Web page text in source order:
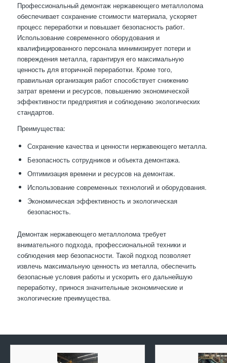
Профессиональный демонтаж нержавеющего металлолома
обеспечивает сохранение стоимости материала, ускоряет
процесс переработки и повышает безопасность работ.
Использование современного оборудования и
квалифицированного персонала минимизирует потери и
повреждения металла, гарантируя его максимальную
ценность для вторичной переработки. Кроме того,
правильная организация работ способствует снижению
затрат времени и ресурсов, повышению экономической
эффективности предприятия и соблюдению экологических
стандартов.
Преимущества:
Сохранение качества и ценности нержавеющего металла.
Безопасность сотрудников и объекта демонтажа.
Оптимизация времени и ресурсов на демонтаж.
Использование современных технологий и оборудования.
Экономическая эффективность и экологическая
безопасность.
Демонтаж нержавеющего металлолома требует
внимательного подхода, профессиональной техники и
соблюдения мер безопасности. Такой подход позволяет
извлечь максимальную ценность из металла, обеспечить
безопасные условия работы и ускорить его дальнейшую
переработку, принося значительные экономические и
экологические преимущества.